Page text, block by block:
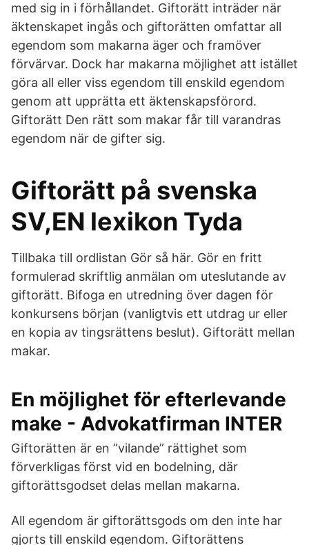
med sig in i förhållandet. Giftorätt inträder när
äktenskapet ingås och giftorätten omfattar all
egendom som makarna äger och framöver
förvärvar. Dock har makarna möjlighet att istället
göra all eller viss egendom till enskild egendom
genom att upprätta ett äktenskapsförord.
Giftorätt Den rätt som makar får till varandras
egendom när de gifter sig.
Giftorätt på svenska
SV,EN lexikon Tyda
Tillbaka till ordlistan Gör så här. Gör en fritt
formulerad skriftlig anmälan om uteslutande av
giftorätt. Bifoga en utredning över dagen för
konkursens början (vanligtvis ett utdrag ur eller
en kopia av tingsrättens beslut). Giftorätt mellan
makar.
En möjlighet för efterlevande
make - Advokatfirman INTER
Giftorätten är en ”vilande” rättighet som
förverkligas först vid en bodelning, där
giftorättsgodset delas mellan makarna.
All egendom är giftorättsgods om den inte har
gjorts till enskild egendom. Giftorättens